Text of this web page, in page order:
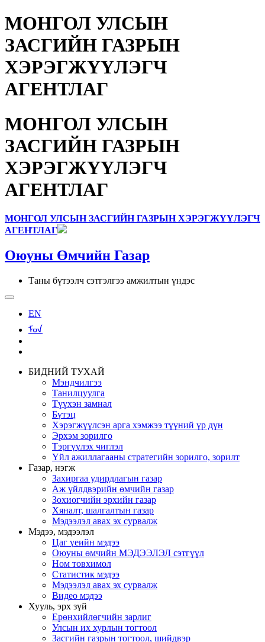
МОНГОЛ УЛСЫН
ЗАСГИЙН ГАЗРЫН
ХЭРЭГЖҮҮЛЭГЧ
АГЕНТЛАГ
МОНГОЛ УЛСЫН
ЗАСГИЙН ГАЗРЫН
ХЭРЭГЖҮҮЛЭГЧ
АГЕНТЛАГ
МОНГОЛ УЛСЫН ЗАСГИЙН ГАЗРЫН ХЭРЭГЖҮҮЛЭГЧ
АГЕНТЛАГ
Оюуны Өмчийн Газар
Таны бүтээлч сэтгэлгээ амжилтын үндэс
EN
ᠮᠣᠨ
БИДНИЙ ТУХАЙ
Мэндчилгээ
Танилцуулга
Түүхэн замнал
Бүтэц
Хэрэгжүүлсэн арга хэмжээ түүний үр дүн
Эрхэм зорилго
Тэргүүлэх чиглэл
Үйл ажиллагааны стратегийн зорилго, зорилт
Газар, нэгж
Захиргаа удирдлагын газар
Аж үйлдвэрийн өмчийн газар
Зохиогчийн эрхийн газар
Хяналт, шалгалтын газар
Мэдээлэл авах эх сурвалж
Мэдээ, мэдээлэл
Цаг үеийн мэдээ
Оюуны өмчийн МЭДЭЭЛЭЛ сэтгүүл
Ном товхимол
Статистик мэдээ
Мэдээлэл авах эх сурвалж
Видео мэдээ
Хууль, эрх зүй
Ерөнхийлөгчийн зарлиг
Улсын их хурлын тогтоол
Засгийн газрын тогтоол, шийдвэр